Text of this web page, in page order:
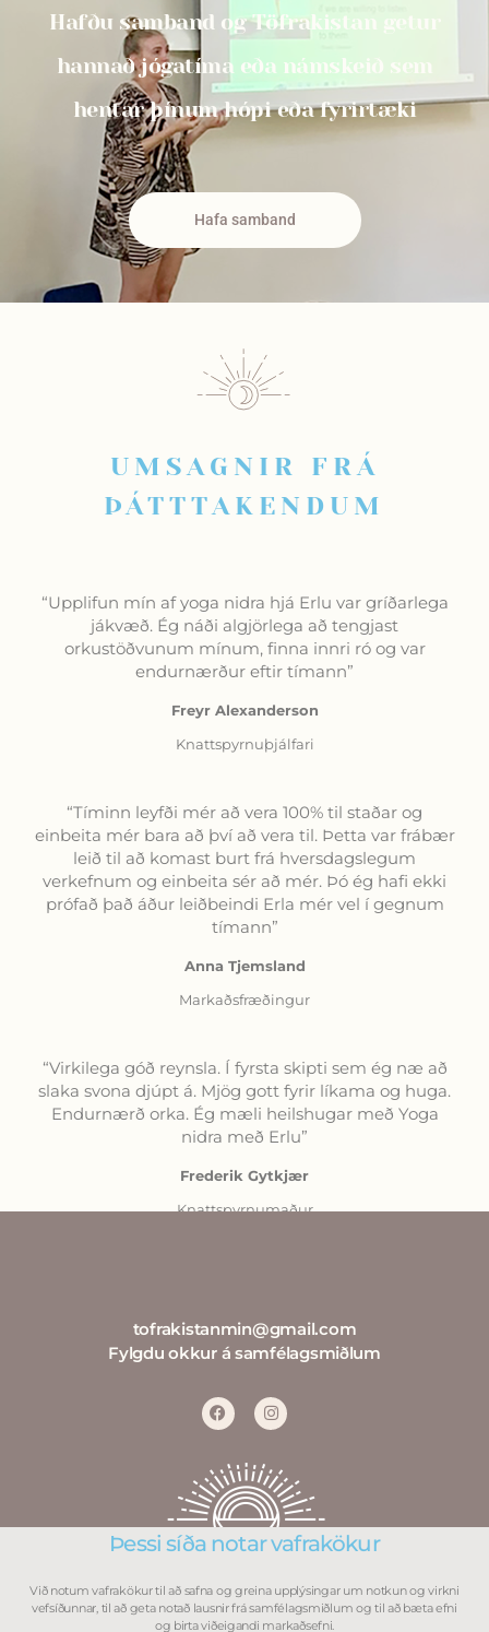
Hafðu samband og Töfrakistan getur
hannað jógatíma eða námskeið sem
hentar þínum hópi eða fyrirtæki
Hafa samband
UMSAGNIR FRÁ
ÞÁTTTAKENDUM
“Upplifun mín af yoga nidra hjá Erlu var gríðarlega
jákvæð. Ég náði algjörlega að tengjast
orkustöðvunum mínum, finna innri ró og var
endurnærður eftir tímann”
Freyr Alexanderson
Knattspyrnuþjálfari
“Tíminn leyfði mér að vera 100% til staðar og
einbeita mér bara að því að vera til. Þetta var frábær
leið til að komast burt frá hversdagslegum
verkefnum og einbeita sér að mér. Þó ég hafi ekki
prófað það áður leiðbeindi Erla mér vel í gegnum
tímann”
Anna Tjemsland
Markaðsfræðingur
“Virkilega góð reynsla. Í fyrsta skipti sem ég næ að
slaka svona djúpt á. Mjög gott fyrir líkama og huga.
Endurnærð orka. Ég mæli heilshugar með Yoga
nidra með Erlu”
Frederik Gytkjær
Knattspyrnumaður
tofrakistanmin@gmail.com
Fylgdu okkur á samfélagsmiðlum
Þessi síða notar vafrakökur
Við notum vafrakökur til að safna og greina upplýsingar um notkun og virkni
vefsíðunnar, til að geta notað lausnir frá samfélagsmiðlum og til að bæta efni
og birta viðeigandi markaðsefni.